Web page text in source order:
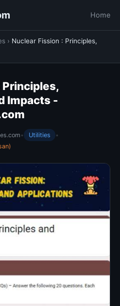
Home
› Nuclear Fission : Principles,
Principles,
Impacts -
• Utilities
•